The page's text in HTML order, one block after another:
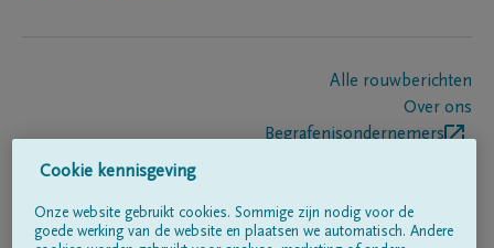
Alle rouwberichten
Over ons
Begrafenisondernemers
Volg ons op
Cookie kennisgeving
Onze website gebruikt cookies. Sommige zijn nodig voor de
goede werking van de website en plaatsen we automatisch. Andere